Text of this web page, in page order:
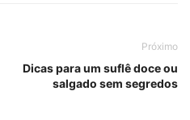
Próximo
Dicas para um suflê doce ou
salgado sem segredos